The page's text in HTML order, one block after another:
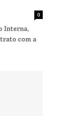
0
Interna,
com a